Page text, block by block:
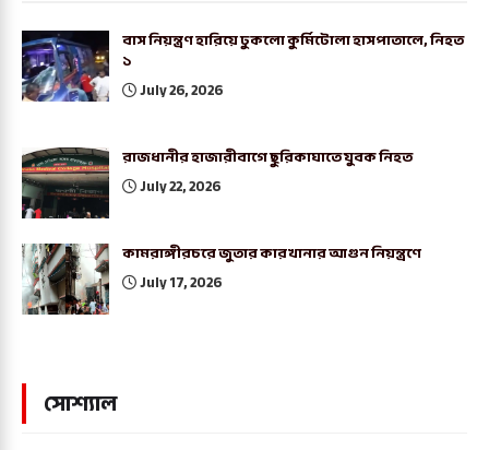
বাস নিয়ন্ত্রণ হারিয়ে ঢুকলো কুর্মিটোলা হাসপাতালে, নিহত
১
July 26, 2026
রাজধানীর হাজারীবাগে ছুরিকাঘাতে যুবক নিহত
July 22, 2026
কামরাঙ্গীরচরে জুতার কারখানার আগুন নিয়ন্ত্রণে
July 17, 2026
সোশ্যাল